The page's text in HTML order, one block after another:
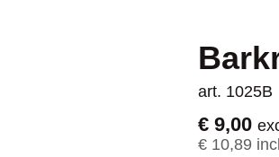
art. 1025B
€ 9,00
€ 10,89